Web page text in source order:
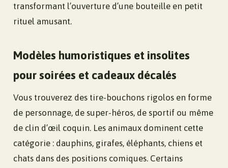
transformant l’ouverture d’une bouteille en petit
rituel amusant.
Modèles humoristiques et insolites
pour soirées et cadeaux décalés
Vous trouverez des tire-bouchons rigolos en forme
de personnage, de super-héros, de sportif ou même
de clin d’œil coquin. Les animaux dominent cette
catégorie : dauphins, girafes, éléphants, chiens et
chats dans des positions comiques. Certains